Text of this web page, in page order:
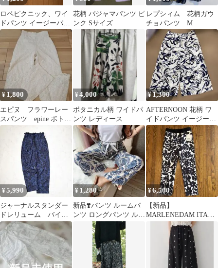
ロペピクニック、ワイ
ドパンツ イージーパン
ツ 花柄 ブルー ホワイ
ト
花柄 パジャマパンツ ピ
ンク Sサイズ
レプシィム 花柄ガウ
チョパンツ M
¥ 1,800
エピヌ フラワーレー
スパンツ epine ボトム
ス フェミニン
¥4,000
ボタニカル柄 ワイドパ
ンツ レディース
¥1,300
AFTERNOON 花柄 ワ
イドパンツ イージーパ
ンツ
¥5,990
ジャーナルスタンダー
ドレリューム バイカ
ラーフラワーイージー
パンツ ブルー
¥ 1,280
新品❣️パンツ ルームパ
ンツ ロングパンツ ルー
ムウェア パジャマ♢格
¥6,500
【新品】
MARLENEDAM ITALY
花柄 パンツ